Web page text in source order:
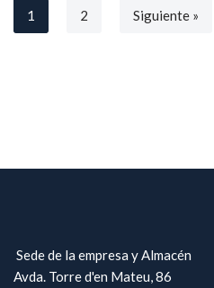
1 2 Siguiente »
Sede de la empresa y Almacén
Avda. Torre d'en Mateu, 86